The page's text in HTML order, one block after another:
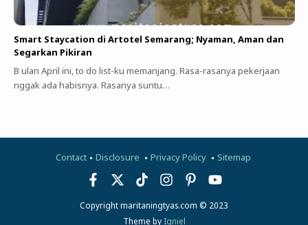
Smart Staycation di Artotel Semarang; Nyaman, Aman dan
Segarkan Pikiran
B ulan April ini, to do list-ku memanjang. Rasa-rasanya pekerjaan
nggak ada habisnya. Rasanya suntu…
Contact Disclosure Privacy Policy Sitemap
Copyright maritaningtyas.com © 2023
Theme by Igniel